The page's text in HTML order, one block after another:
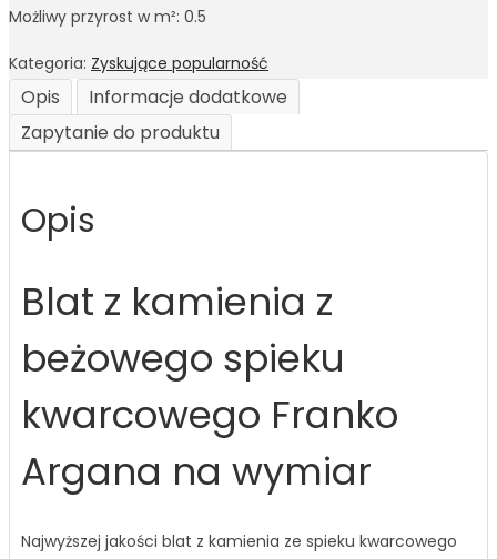
Możliwy przyrost w m²: 0.5
Kategoria: Zyskujące popularność
Opis
Informacje dodatkowe
Zapytanie do produktu
Opis
Blat z kamienia z
beżowego spieku
kwarcowego Franko
Argana na wymiar
Najwyższej jakości blat z kamienia ze spieku kwarcowego